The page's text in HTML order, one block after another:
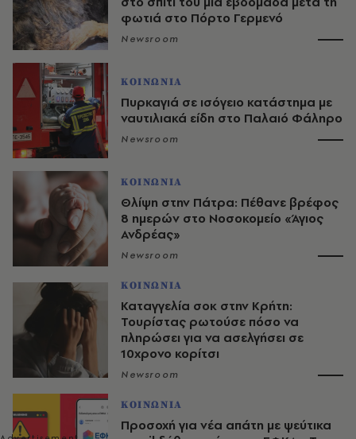
φωτιά στο Πόρτο Γερμενό
Newsroom
ΚΟΙΝΩΝΙΑ
Πυρκαγιά σε ισόγειο κατάστημα με
ναυτιλιακά είδη στο Παλαιό Φάληρο
Newsroom
ΚΟΙΝΩΝΙΑ
Θλίψη στην Πάτρα: Πέθανε βρέφος
8 ημερών στο Νοσοκομείο «Άγιος
Ανδρέας»
Newsroom
ΚΟΙΝΩΝΙΑ
Καταγγελία σοκ στην Κρήτη:
Τουρίστας ρωτούσε πόσο να
πληρώσει για να ασελγήσει σε
10χρονο κορίτσι
Newsroom
ΚΟΙΝΩΝΙΑ
Προσοχή για νέα απάτη με ψεύτικα